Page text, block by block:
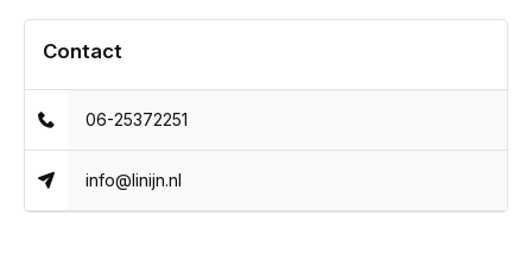
Contact
06-25372251
info@linijn.nl